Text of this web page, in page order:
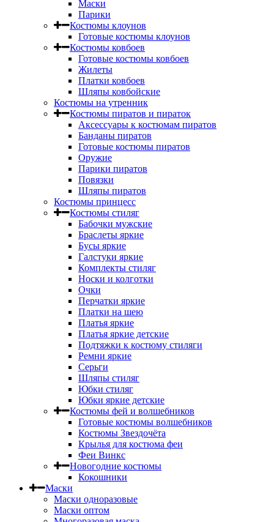
Маски
Парики
Костюмы клоунов
Готовые костюмы клоунов
Костюмы ковбоев
Готовые костюмы ковбоев
Жилеты
Платки ковбоев
Шляпы ковбойские
Костюмы на утренник
Костюмы пиратов и пираток
Аксессуары к костюмам пиратов
Банданы пиратов
Готовые костюмы пиратов
Оружие
Парики пиратов
Повязки
Шляпы пиратов
Костюмы принцесс
Костюмы стиляг
Бабочки мужские
Браслеты яркие
Бусы яркие
Галстуки яркие
Комплекты стиляг
Носки и колготки
Очки
Перчатки яркие
Платки на шею
Платья яркие
Платья яркие детские
Подтяжки к костюму стиляги
Ремни яркие
Серьги
Шляпы стиляг
Юбки стиляг
Юбки яркие детские
Костюмы фей и волшебников
Готовые костюмы волшебников
Костюмы Звездочёта
Крылья для костюма феи
Феи Винкс
Новогодние костюмы
Кокошники
Маски
Маски одноразовые
Маски оптом